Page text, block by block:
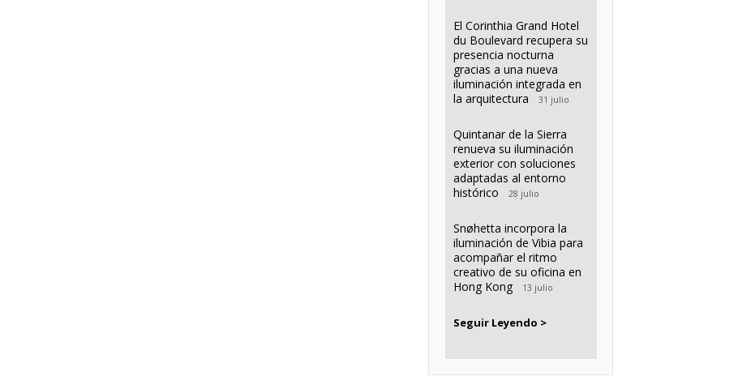
El Corinthia Grand Hotel
du Boulevard recupera su
presencia nocturna
gracias a una nueva
iluminación integrada en
la arquitectura
31 julio
Quintanar de la Sierra
renueva su iluminación
exterior con soluciones
adaptadas al entorno
histórico
28 julio
Snøhetta incorpora la
iluminación de Vibia para
acompañar el ritmo
creativo de su oficina en
Hong Kong
13 julio
Seguir Leyendo >